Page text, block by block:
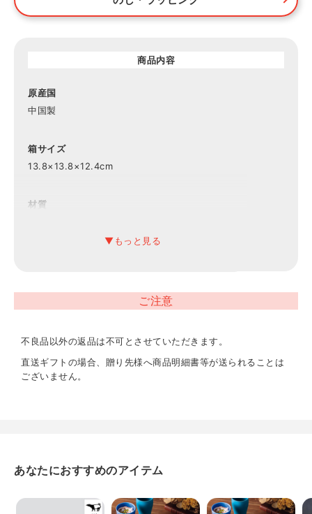
商品内容
原産国
中国製
箱サイズ
13.8×13.8×12.4cm
材質
ご注意
不良品以外の返品は不可とさせていただきます。
直送ギフトの場合、贈り先様へ商品明細書等が送られることは
ございません。
あなたにおすすめのアイテム